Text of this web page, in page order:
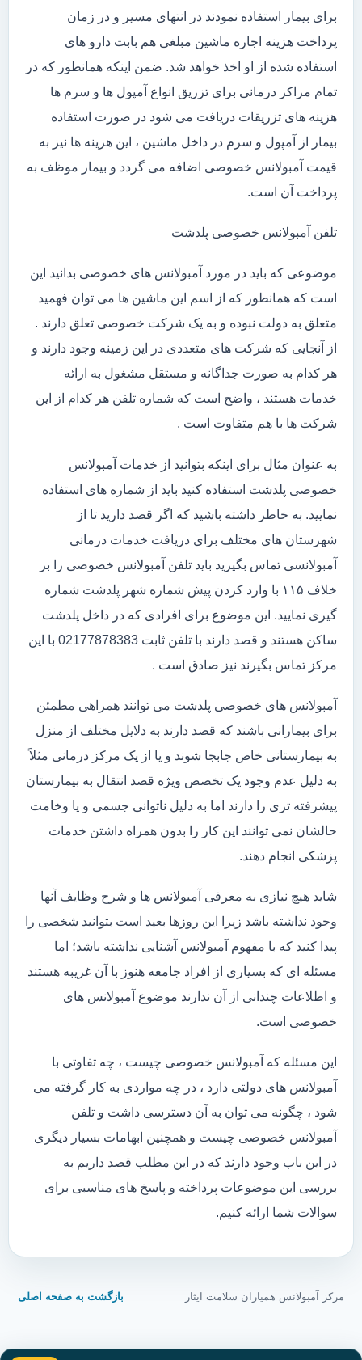
برای بیمار استفاده نمودند در انتهای مسیر و در زمان
پرداخت هزینه اجاره ماشین مبلغی هم بابت دارو های
استفاده شده از او اخذ خواهد شد. ضمن اینکه همانطور که در
تمام مراکز درمانی برای تزریق انواع آمپول ها و سرم ها
هزینه های تزریقات دریافت می شود در صورت استفاده
بیمار از آمپول و سرم در داخل ماشین ، این هزینه ها نیز به
قیمت آمبولانس خصوصی اضافه می گردد و بیمار موظف به
پرداخت آن است.
تلفن آمبولانس خصوصی پلدشت
موضوعی که باید در مورد آمبولانس های خصوصی بدانید این
است که همانطور که از اسم این ماشین ها می توان فهمید
متعلق به دولت نبوده و به یک شرکت خصوصی تعلق دارند .
از آنجایی که شرکت های متعددی در این زمینه وجود دارند و
هر کدام به صورت جداگانه و مستقل مشغول به ارائه
خدمات هستند ، واضح است که شماره تلفن هر کدام از این
شرکت ها با هم متفاوت است .
به عنوان مثال برای اینکه بتوانید از خدمات آمبولانس
خصوصی پلدشت استفاده کنید باید از شماره های استفاده
نمایید. به خاطر داشته باشید که اگر قصد دارید تا از
شهرستان های مختلف برای دریافت خدمات درمانی
آمبولانسی تماس بگیرید باید تلفن آمبولانس خصوصی را بر
خلاف ۱۱۵ با وارد کردن پیش شماره شهر پلدشت شماره
گیری نمایید. این موضوع برای افرادی که در داخل پلدشت
ساکن هستند و قصد دارند با تلفن ثابت 02177878383 با این
مرکز تماس بگیرند نیز صادق است .
آمبولانس های خصوصی پلدشت می توانند همراهی مطمئن
برای بیمارانی باشند که قصد دارند به دلایل مختلف از منزل
به بیمارستانی خاص جابجا شوند و یا از یک مرکز درمانی مثلاً
به دلیل عدم وجود یک تخصص ویژه قصد انتقال به بیمارستان
پیشرفته تری را دارند اما به دلیل ناتوانی جسمی و یا وخامت
حالشان نمی توانند این کار را بدون همراه داشتن خدمات
پزشکی انجام دهند.
شاید هیچ نیازی به معرفی آمبولانس ها و شرح وظایف آنها
وجود نداشته باشد زیرا این روزها بعید است بتوانید شخصی را
پیدا کنید که با مفهوم آمبولانس آشنایی نداشته باشد؛ اما
مسئله ای که بسیاری از افراد جامعه هنوز با آن غریبه هستند
و اطلاعات چندانی از آن ندارند موضوع آمبولانس های
خصوصی است.
این مسئله که آمبولانس خصوصی چیست ، چه تفاوتی با
آمبولانس های دولتی دارد ، در چه مواردی به کار گرفته می
شود ، چگونه می توان به آن دسترسی داشت و تلفن
آمبولانس خصوصی چیست و همچنین ابهامات بسیار دیگری
در این باب وجود دارند که در این مطلب قصد داریم به
بررسی این موضوعات پرداخته و پاسخ های مناسبی برای
سوالات شما ارائه کنیم.
مرکز آمبولانس همیاران سلامت ایثار بازگشت به صفحه اصلی